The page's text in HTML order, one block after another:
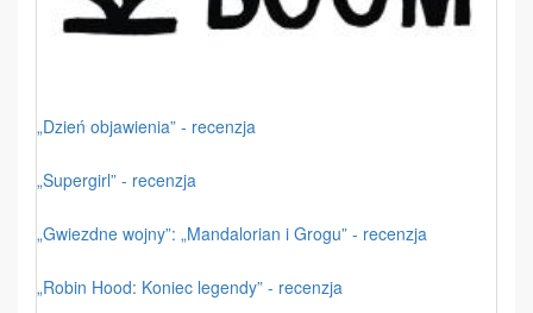
„Dzień objawienia” - recenzja
„Supergirl” - recenzja
„Gwiezdne wojny”: „Mandalorian i Grogu” - recenzja
„Robin Hood: Koniec legendy” - recenzja